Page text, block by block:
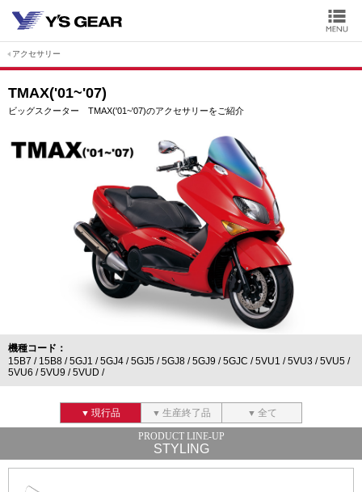
アクセサリー
TMAX('01~'07)
ビッグスクーター TMAX('01~'07)のアクセサリーをご紹介
機種コード
15B7
15B8 5GJ1 5GJ4 5GJ5 5GJ8 5GJ9 5GJC 5VU1 5VU3
5VU5
5VU6
5VU9 5VUD
現行品 生産終了品 全て
STYLING